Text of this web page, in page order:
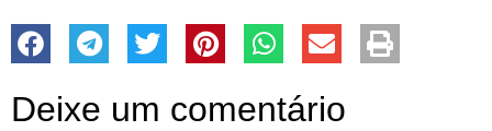
Deixe um comentário